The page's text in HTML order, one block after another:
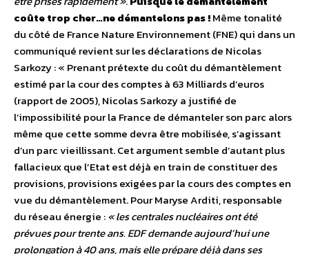
coûte trop cher…ne démantelons pas !Même tonalité
du côté de France Nature Environnement (FNE) qui dans un
communiqué revient sur les déclarations de Nicolas
Sarkozy : « Prenant prétexte du coût du démantèlement
estimé par la cour des comptes à 63 Milliards d’euros
(rapport de 2005), Nicolas Sarkozy a justifié de
l’impossibilité pour la France de démanteler son parc alors
même que cette somme devra être mobilisée, s’agissant
d’un parc vieillissant. Cet argument semble d’autant plus
fallacieux que l’Etat est déjà en train de constituer des
provisions, provisions exigées par la cours des comptes en
vue du démantèlement. Pour Maryse Arditi, responsable
du réseau énergie :« les centrales nucléaires ont été
prévues pour trente ans. EDF demande aujourd’hui une
prolongation à 40 ans, mais elle prépare déjà dans ses